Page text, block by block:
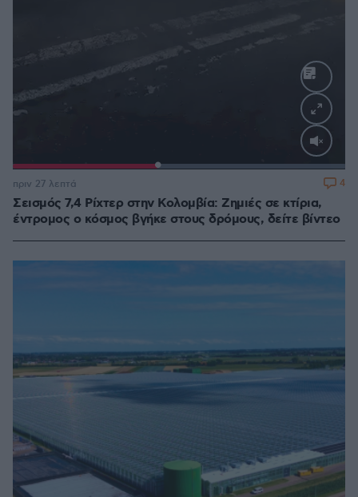
Loaded:
Σεισμός 7,4 Ρίχτερ στην Κολομβία: Ζημιές σε κτίρια,
έντρομος ο κόσμος βγήκε στους δρόμους, δείτε βίντεο
πριν 27 λεπτά 4